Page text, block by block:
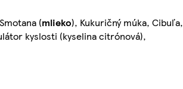
(mlieko), Kukuričný múka, Cibuľa,
kyslosti (kyselina citrónová),